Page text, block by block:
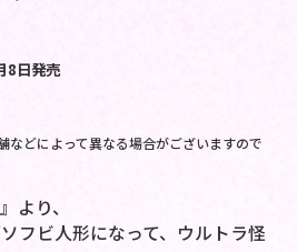
8日発売
どによって異なる場合がございますので
より、
フビ人形になって、ウルトラ怪